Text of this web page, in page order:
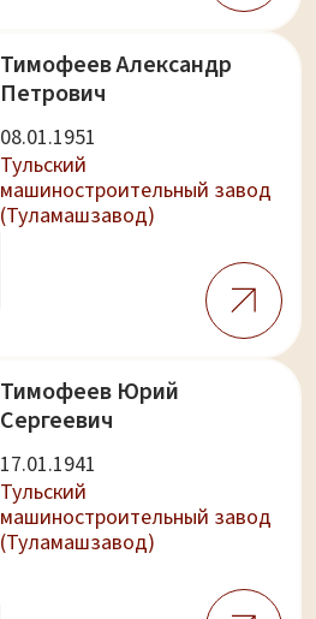
Тимофеев Александр
Петрович
08.01.1951
Тульский
машиностроительный завод
(Туламашзавод)
Тимофеев Юрий
Сергеевич
17.01.1941
Тульский
машиностроительный завод
(Туламашзавод)